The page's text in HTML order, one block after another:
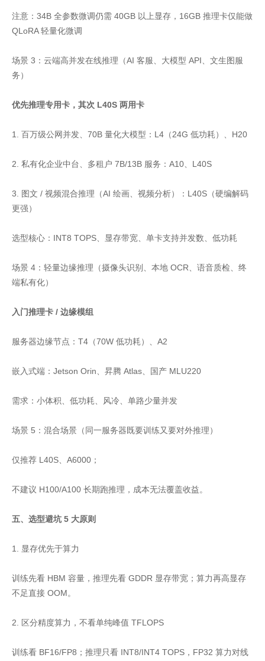
注意：34B 全参数微调仍需 40GB 以上显存，16GB 推理卡仅能做
QLoRA 轻量化微调
场景 3：云端高并发在线推理（AI 客服、大模型 API、文生图服
务）
优先推理专用卡，其次 L40S 两用卡
1. 百万级公网并发、70B 量化大模型：L4（24G 低功耗）、H20
2. 私有化企业中台、多租户 7B/13B 服务：A10、L40S
3. 图文 / 视频混合推理（AI 绘画、视频分析）：L40S（硬编解码
更强）
选型核心：INT8 TOPS、显存带宽、单卡支持并发数、低功耗
场景 4：轻量边缘推理（摄像头识别、本地 OCR、语音质检、终
端私有化）
入门推理卡 / 边缘模组
服务器边缘节点：T4（70W 低功耗）、A2
嵌入式端：Jetson Orin、昇腾 Atlas、国产 MLU220
需求：小体积、低功耗、风冷、单路少量并发
场景 5：混合场景（同一服务器既要训练又要对外推理）
仅推荐 L40S、A6000；
不建议 H100/A100 长期跑推理，成本无法覆盖收益。
五、选型避坑 5 大原则
1. 显存优先于算力
训练先看 HBM 容量，推理先看 GDDR 显存带宽；算力再高显存
不足直接 OOM。
2. 区分精度算力，不看单纯峰值 TFLOPS
训练看 BF16/FP8；推理只看 INT8/INT4 TOPS，FP32 算力对线